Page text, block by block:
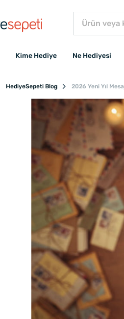
Kime Hediye Ne Hediyesi
HediyeSepeti Blog 2026 Yeni Yıl